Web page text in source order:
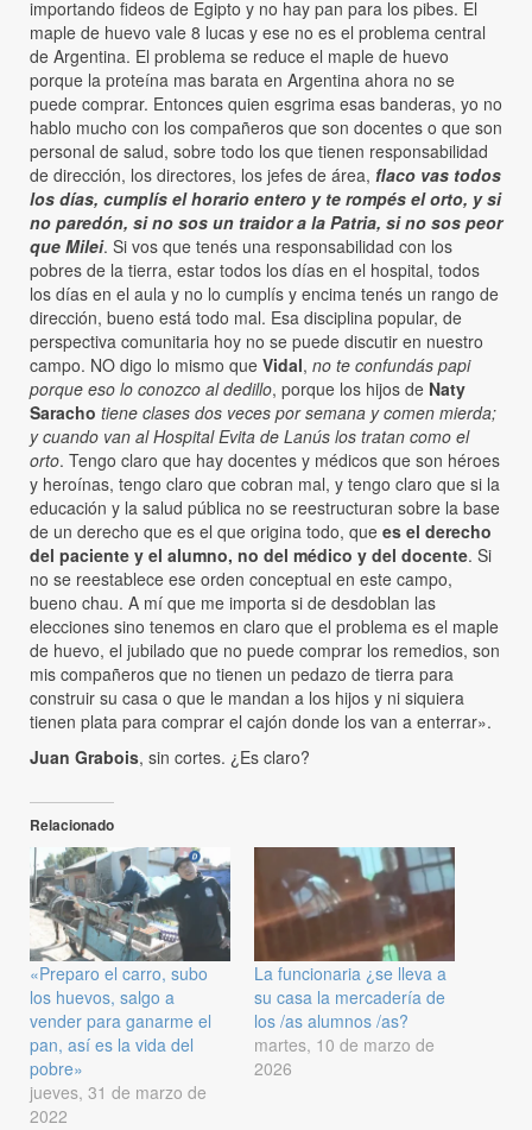
importando fideos de Egipto y no hay pan para los pibes. El
maple de huevo vale 8 lucas y ese no es el problema central
de Argentina. El problema se reduce el maple de huevo
porque la proteína mas barata en Argentina ahora no se
puede comprar. Entonces quien esgrima esas banderas, yo no
hablo mucho con los compañeros que son docentes o que son
personal de salud, sobre todo los que tienen responsabilidad
de dirección, los directores, los jefes de área, flaco vas todos
los días, cumplís el horario entero y te rompés el orto, y si
no paredón, si no sos un traidor a la Patria, si no sos peor
que Milei. Si vos que tenés una responsabilidad con los
pobres de la tierra, estar todos los días en el hospital, todos
los días en el aula y no lo cumplís y encima tenés un rango de
dirección, bueno está todo mal. Esa disciplina popular, de
perspectiva comunitaria hoy no se puede discutir en nuestro
campo. NO digo lo mismo que Vidal, no te confundás papi
porque eso lo conozco al dedillo, porque los hijos de Naty
Saracho tiene clases dos veces por semana y comen mierda;
y cuando van al Hospital Evita de Lanús los tratan como el
orto. Tengo claro que hay docentes y médicos que son héroes
y heroínas, tengo claro que cobran mal, y tengo claro que si la
educación y la salud pública no se reestructuran sobre la base
de un derecho que es el que origina todo, que es el derecho
del paciente y el alumno, no del médico y del docente. Si
no se reestablece ese orden conceptual en este campo,
bueno chau. A mí que me importa si de desdoblan las
elecciones sino tenemos en claro que el problema es el maple
de huevo, el jubilado que no puede comprar los remedios, son
mis compañeros que no tienen un pedazo de tierra para
construir su casa o que le mandan a los hijos y ni siquiera
tienen plata para comprar el cajón donde los van a enterrar».
Juan Grabois, sin cortes. ¿Es claro?
Relacionado
«Preparo el carro, subo
los huevos, salgo a
vender para ganarme el
pan, así es la vida del
pobre»
jueves, 31 de marzo de
2022
La funcionaria ¿se lleva a
su casa la mercadería de
los /as alumnos /as?
martes, 10 de marzo de
2026